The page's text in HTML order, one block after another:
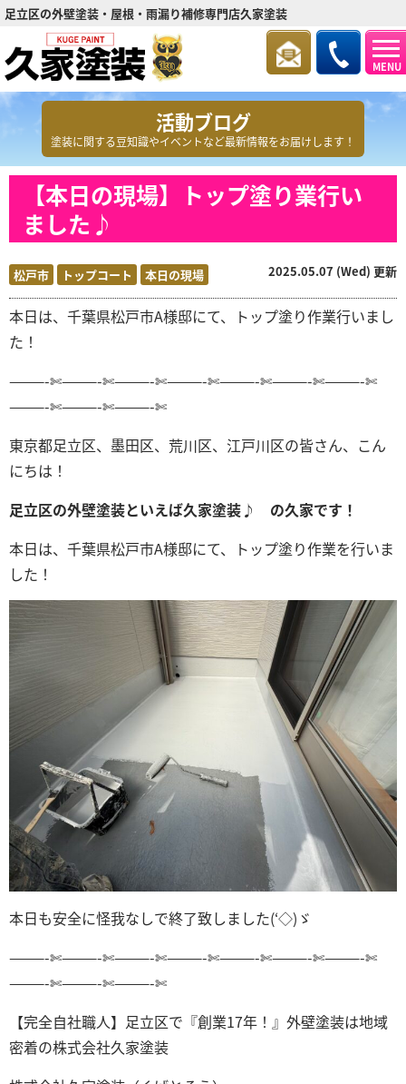
MENU
足立区の外壁塗装・屋根・雨漏り補修専門店久家塗装
活動ブログ
塗装に関する豆知識やイベントなど最新情報をお届けします！
【本日の現場】トップ塗り業行い
ました♪
松戸市 トップコート 本日の現場 2025.05.07 (Wed) 更新
本日は、千葉県松戸市A様邸にて、トップ塗り作業行いまし
た！
———-✄———-✄———-✄———-✄———-✄———-✄———-✄
———-✄———-✄———-✄
東京都足立区、墨田区、荒川区、江戸川区の皆さん、こん
にちは！
足立区の外壁塗装といえば久家塗装♪ の久家です！
本日は、千葉県松戸市A様邸にて、トップ塗り作業を行いま
した！
本日も安全に怪我なしで終了致しました(‘◇)ゞ
———-✄———-✄———-✄———-✄———-✄———-✄———-✄
———-✄———-✄———-✄
【完全自社職人】足立区で『創業17年！』外壁塗装は地域
密着の株式会社久家塗装